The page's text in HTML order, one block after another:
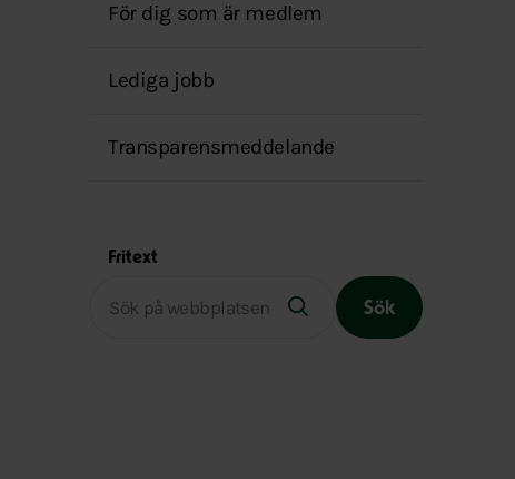
För dig som är medlem
Lediga jobb
Transparensmeddelande
Fritext
Sök